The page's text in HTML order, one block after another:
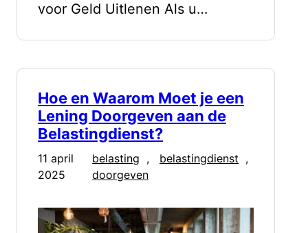
voor Geld Uitlenen Als u…
Hoe en Waarom Moet je een
Lening Doorgeven aan de
Belastingdienst?
11 april
2025
belasting , belastingdienst
doorgeven